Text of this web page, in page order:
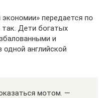
передается по
так. Дети богатых
и
одной английской
мотом. —